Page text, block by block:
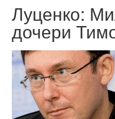
Луценко:
дочери